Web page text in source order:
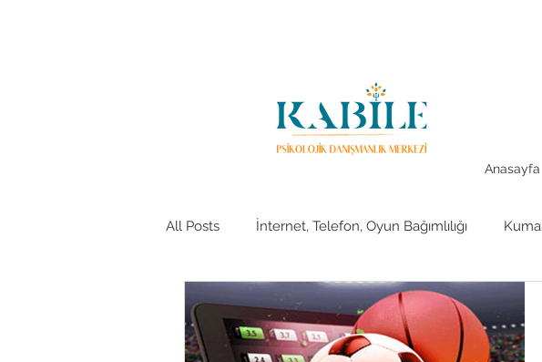
Anasayfa
All Posts İnternet, Telefon, Oyun Bağımlılığı
Duygusal Yeme Bozukluğu Yeme Bozukluğu